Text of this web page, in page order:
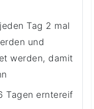
Tag 2 mal
und
werden, damit
Tagen erntereif